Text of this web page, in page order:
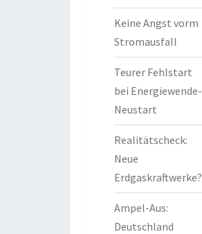
Keine Angst vorm
Stromausfall
Teurer Fehlstart
bei Energiewende-
Neustart
Realitätscheck:
Neue
Erdgaskraftwerke?
Ampel-Aus:
Deutschland